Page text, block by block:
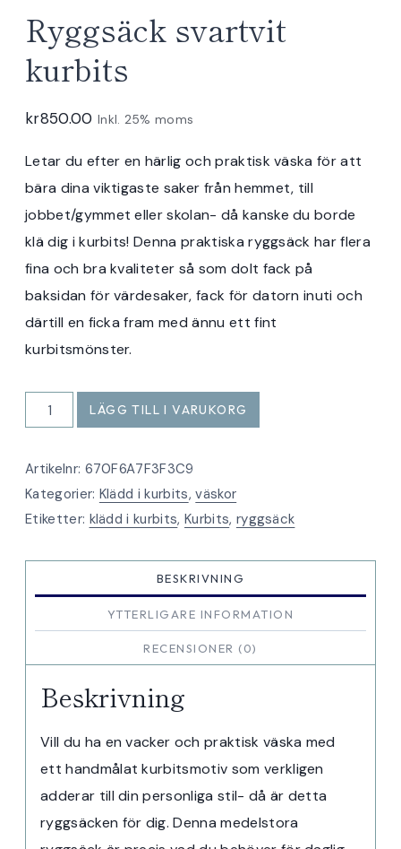
Ryggsäck svartvit
kurbits
kr850.00 Inkl. 25% moms
Letar du efter en härlig och praktisk väska för att
bära dina viktigaste saker från hemmet, till
jobbet/gymmet eller skolan- då kanske du borde
klä dig i kurbits! Denna praktiska ryggsäck har flera
fina och bra kvaliteter så som dolt fack på
baksidan för värdesaker, fack för datorn inuti och
därtill en ficka fram med ännu ett fint
kurbitsmönster.
Ryggsäck
svartvit
mängd
LÄGG TILL I VARUKORG
Artikelnr: 670F6A7F3F3C9
Kategorier: Klädd i kurbits,väskor
Etiketter: klädd i kurbits, Kurbits, ryggsäck
BESKRIVNING
YTTERLIGARE INFORMATION
RECENSIONER (0)
Beskrivning
Vill du ha en vacker och praktisk väska med
ett handmålat kurbitsmotiv som verkligen
adderar till din personliga stil- då är detta
ryggsäcken för dig. Denna medelstora